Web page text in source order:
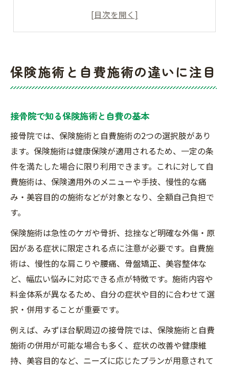
自費施術の特徴と接骨院での活用法
接骨院で保険と自費は併用できる？
接骨院での併用ルールを具体例で解説
整形外科との併用が可能な接骨院利用法
接骨院併用時の領収書発行について
自費施術のメリットと選び方を知る
接骨院で受ける自費施術の魅力とは
自費施術の選び方と接骨院の専門性
慢性痛改善に接骨院自費施術が効く理由
接骨院自費施術の満足度体験談を紹介
みずほ台駅近くで賢い施術選びとは
接骨院選びで注目すべき施術内容とは
みずほ台駅周辺で接骨院を比較する視点
通いやすい接骨院の特徴と選び方
接骨院で受ける施術の効果と継続性
接骨院の口コミや体験談を活用する方法
保険施術と自費施術の違いに注目
接骨院で知る保険施術と自費の基本
接骨院では、保険施術と自費施術の2つの選択肢があり
ます。保険施術は健康保険が適用されるため、一定の条
件を満たした場合に限り利用できます。これに対して自
費施術は、保険適用外のメニューや手技、慢性的な痛
み・美容目的の施術などが対象となり、全額自己負担で
す。
保険施術は急性のケガや骨折、捻挫など明確な外傷・原
因がある症状に限定される点に注意が必要です。自費施
術は、慢性的な肩こりや腰痛、骨盤矯正、美容整体な
ど、幅広い悩みに対応できる点が特徴です。施術内容や
料金体系が異なるため、自分の症状や目的に合わせて選
択・併用することが重要です。
例えば、みずほ台駅周辺の接骨院では、保険施術と自費
施術の併用が可能な場合も多く、症状の改善や健康維
持、美容目的など、ニーズに応じたプランが用意されて